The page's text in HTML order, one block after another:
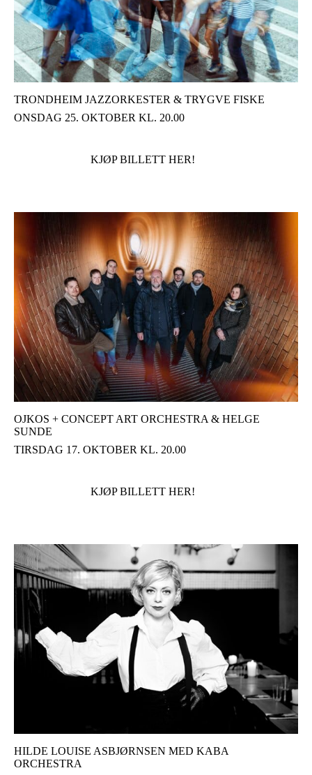
TRONDHEIM JAZZORKESTER & TRYGVE FISKE
ONSDAG 25. OKTOBER KL. 20.00
KJØP BILLETT HER!
OJKOS + CONCEPT ART ORCHESTRA & HELGE
SUNDE
TIRSDAG 17. OKTOBER KL. 20.00
KJØP BILLETT HER!
HILDE LOUISE ASBJØRNSEN MED KABA
ORCHESTRA